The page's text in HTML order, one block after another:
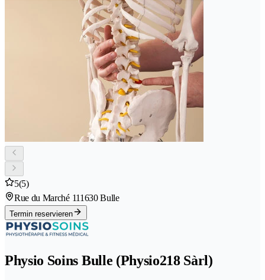
5(5)
Rue du Marché 111630 Bulle
Termin reservieren
Physio Soins Bulle (Physio218 Sàrl)